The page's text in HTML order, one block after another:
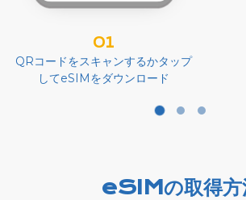
01
QRコードをスキャンするかタップ
してeSIMをダウンロード
eSIMの取得方